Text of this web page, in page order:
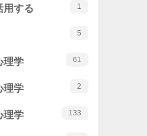
用する 1
5
理学 61
理学 2
理学 133